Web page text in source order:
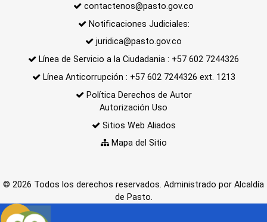
contactenos@pasto.gov.co
Notificaciones Judiciales:
juridica@pasto.gov.co
Línea de Servicio a la Ciudadania : +57 602 7244326
Línea Anticorrupción : +57 602 7244326 ext. 1213
Política Derechos de Autor
Autorización Uso
Sitios Web Aliados
Mapa del Sitio
© 2026 Todos los derechos reservados. Administrado por Alcaldía
de Pasto.